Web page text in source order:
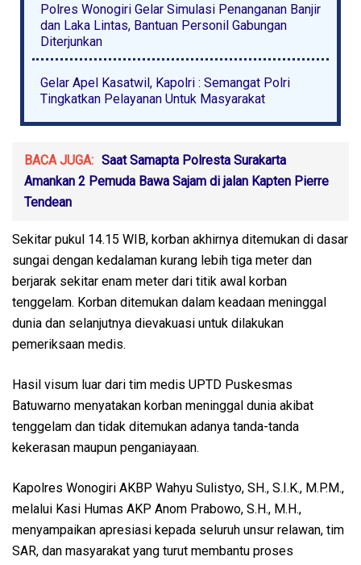
Polres Wonogiri Gelar Simulasi Penanganan Banjir
dan Laka Lintas, Bantuan Personil Gabungan
Diterjunkan
Gelar Apel Kasatwil, Kapolri : Semangat Polri
Tingkatkan Pelayanan Untuk Masyarakat
BACA JUGA: Saat Samapta Polresta Surakarta
Amankan 2 Pemuda Bawa Sajam di jalan Kapten Pierre
Tendean
Sekitar pukul 14.15 WIB, korban akhirnya ditemukan di dasar
sungai dengan kedalaman kurang lebih tiga meter dan
berjarak sekitar enam meter dari titik awal korban
tenggelam. Korban ditemukan dalam keadaan meninggal
dunia dan selanjutnya dievakuasi untuk dilakukan
pemeriksaan medis.
Hasil visum luar dari tim medis UPTD Puskesmas
Batuwarno menyatakan korban meninggal dunia akibat
tenggelam dan tidak ditemukan adanya tanda-tanda
kekerasan maupun penganiayaan.
Kapolres Wonogiri AKBP Wahyu Sulistyo, SH., S.I.K., M.P.M.,
melalui Kasi Humas AKP Anom Prabowo, S.H., M.H.,
menyampaikan apresiasi kepada seluruh unsur relawan, tim
SAR, dan masyarakat yang turut membantu proses